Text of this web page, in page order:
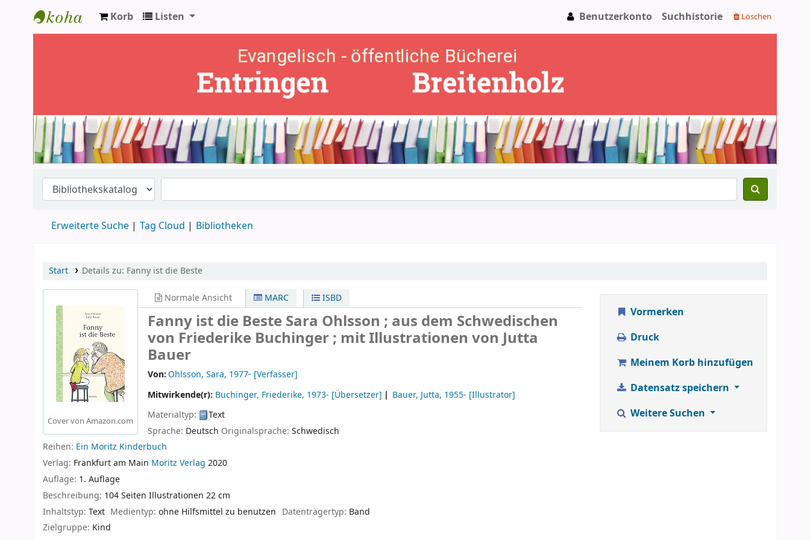
Ev. Bücherei Entringen
Korb Listen Benutzerkonto Suchhistorie Löschen
Erweiterte Suche Tag Cloud Bibliotheken
Start Details zu: Fanny ist die Beste
Cover von Amazon.com
Normale Ansicht MARC ISBD
Fanny ist die Beste Sara Ohlsson ; aus dem Schwedischen
von Friederike Buchinger ; mit Illustrationen von Jutta
Bauer
Von:Ohlsson, Sara, 1977- [Verfasser]
Mitwirkende(r): Buchinger, Friederike, 1973- [Übersetzer] Bauer, Jutta, 1955- [Illustrator]
Materialtyp:
Text
Sprache: Deutsch Originalsprache: Schwedisch
Reihen: Ein Moritz Kinderbuch
Verlag: Frankfurt am Main Moritz Verlag 2020
Auflage: 1. Auflage
Beschreibung: 104 Seiten Illustrationen 22 cm
Inhaltstyp: Text Medientyp:ohne Hilfsmittel zu benutzen Datenträgertyp: Band
Zielgruppe: Kind
Vormerken
Druck
Meinem Korb hinzufügen
Datensatz speichern
Weitere Suchen